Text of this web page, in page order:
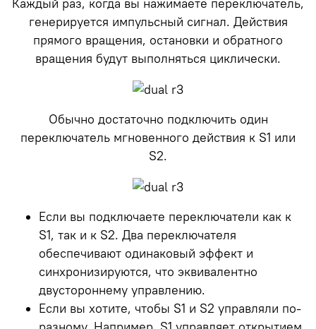
Каждый раз, когда вы нажимаете переключатель,
генерируется импульсный сигнал. Действия
прямого вращения, остановки и обратного
вращения будут выполняться циклически.
Обычно достаточно подключить один
переключатель мгновенного действия к S1 или
S2.
Если вы подключаете переключатели как к
S1, так и к S2. Два переключателя
обеспечивают одинаковый эффект и
синхронизируются, что эквивалентно
двустороннему управлению.
Если вы хотите, чтобы S1 и S2 управляли по-